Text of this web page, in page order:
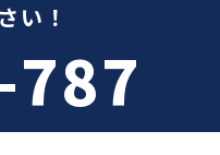
い！